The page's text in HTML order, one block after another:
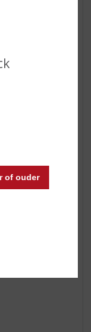
of ouder
getoast
rijpe soepele
Italiaanse
gans en